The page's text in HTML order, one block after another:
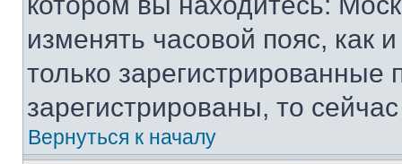
изменять часовой пояс, как
только
зарегистрированы, то
Вернуться к началу